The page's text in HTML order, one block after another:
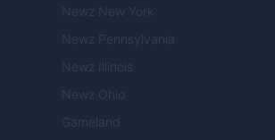
Newz New York
Newz Pennsylvania
Newz Illinois
Newz Ohio
Gameland